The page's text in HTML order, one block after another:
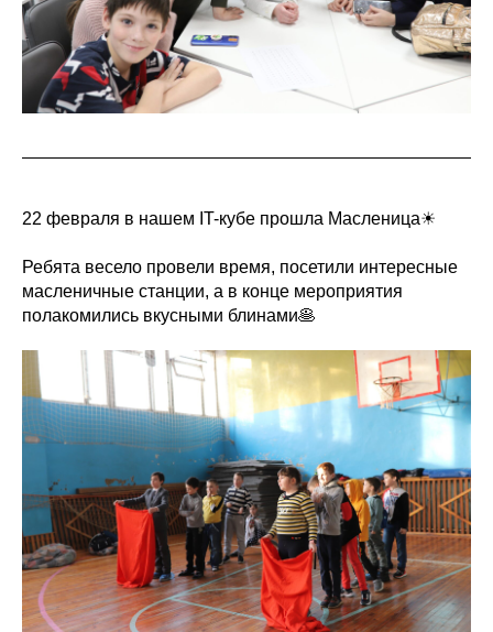
22 февраля в нашем IT-кубе прошла Масленица☀
Ребята весело провели время, посетили интересные
масленичные станции, а в конце мероприятия
полакомились вкусными блинами🥞